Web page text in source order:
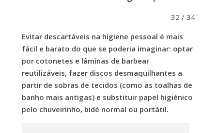
32 / 34
Evitar descartáveis na higiene pessoal é mais
fácil e barato do que se poderia imaginar: optar
por cotonetes e lâminas de barbear
reutilizáveis, fazer discos desmaquilhantes a
partir de sobras de tecidos (como as toalhas de
banho mais antigas) e substituir papel higiénico
pelo chuveirinho, bidé normal ou portátil.